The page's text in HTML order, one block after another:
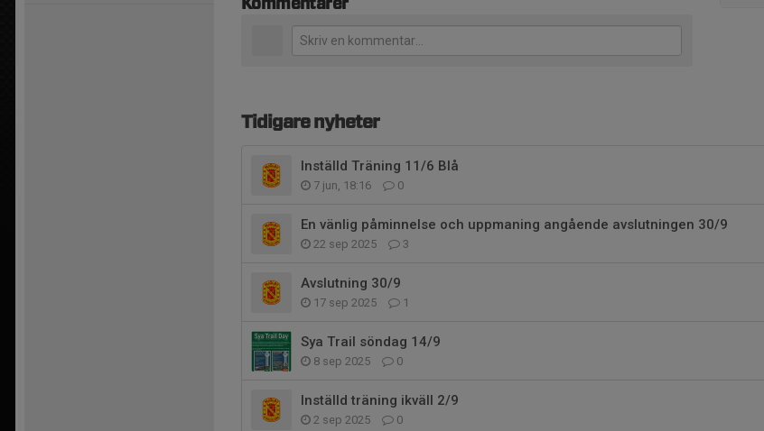
Kommentarer
Tidigare nyheter
Inställd Träning 11/6 Blå
7 jun, 18:16 0
En vänlig påminnelse och uppmaning angående avslutningen 30/9
22 sep 2025 3
Avslutning 30/9
17 sep 2025 1
Sya Trail söndag 14/9
8 sep 2025 0
Inställd träning ikväll 2/9
2 sep 2025 0